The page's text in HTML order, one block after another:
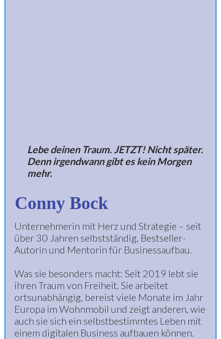
Lebe deinen Traum. JETZT! Nicht später.
Denn irgendwann gibt es kein Morgen
mehr.
Conny Bock
Unternehmerin mit Herz und Strategie – seit
über 30 Jahren selbstständig, Bestseller-
Autorin und Mentorin für Businessaufbau.
Was sie besonders macht: Seit 2019 lebt sie
ihren Traum von Freiheit. Sie arbeitet
ortsunabhängig, bereist viele Monate im Jahr
Europa im Wohnmobil und zeigt anderen, wie
auch sie sich ein selbstbestimmtes Leben mit
einem digitalen Business aufbauen können.